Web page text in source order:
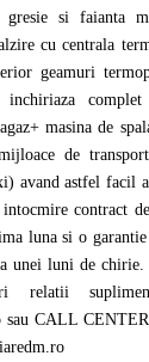
si faianta
cu centrala
geamuri
inchiriaza
masina de
de
avand astfel facil
contract
luna si o
unei luni de
relatii
CALL